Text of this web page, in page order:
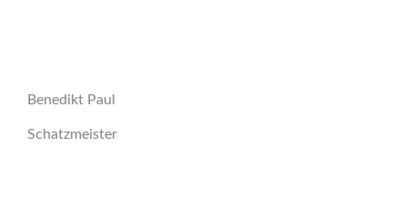
Benedikt Paul
Schatzmeister